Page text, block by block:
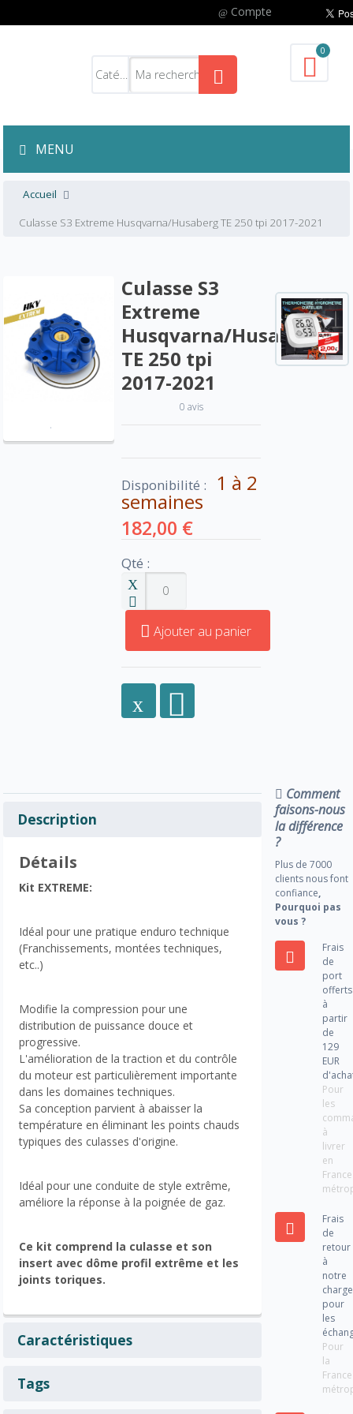
Compte
0
MENU
Accueil
Culasse S3 Extreme Husqvarna/Husaberg TE 250 tpi 2017-2021
Culasse S3
Extreme
Husqvarna/Husaberg
TE 250 tpi
2017-2021
0 avis
Disponibilité : 1 à 2
semaines
182,00 €
Qté :
Ajouter au panier
Description
Détails
Kit EXTREME:
Idéal pour une pratique enduro technique
(Franchissements, montées techniques,
etc..)
Modifie la compression pour une
distribution de puissance douce et
progressive.
L'amélioration de la traction et du contrôle
du moteur est particulièrement importante
dans les domaines techniques.
Sa conception parvient à abaisser la
température en éliminant les points chauds
typiques des culasses d'origine.
Idéal pour une conduite de style extrême,
améliore la réponse à la poignée de gaz.
Ce kit comprend la culasse et son
insert avec dôme profil extrême et les
joints toriques.
Caractéristiques
Tags
Comment
faisons-nous
la différence
?
Plus de 7000
clients nous font
confiance,
Pourquoi pas
vous ?
Frais
de
port
offerts
à
partir
de
129
EUR
Pour
les
à
livrer
en
France
Frais
de
retour
à
notre
charge
pour
les
Pour
la
France